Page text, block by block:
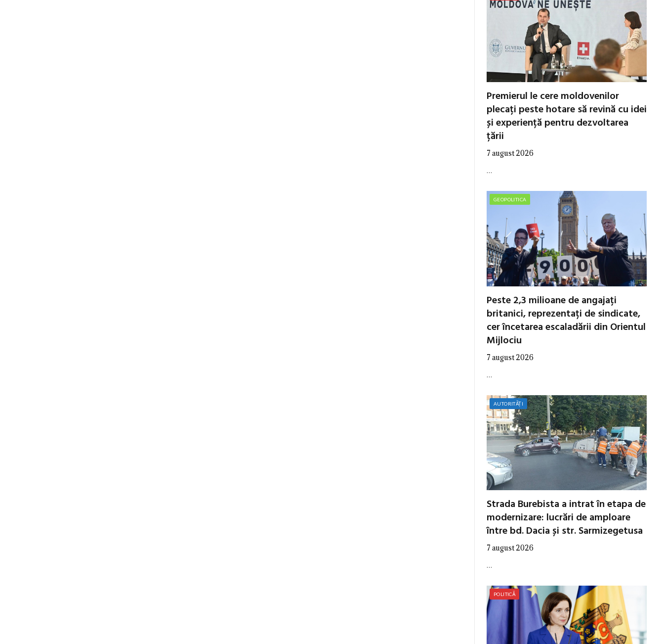
Premierul le cere moldovenilor
plecați peste hotare să revină cu idei
și experiență pentru dezvoltarea
țării
7 august 2026
…
GEOPOLITICA
Peste 2,3 milioane de angajați
britanici, reprezentați de sindicate,
cer încetarea escaladării din Orientul
Mijlociu
7 august 2026
…
AUTORITĂȚI
Strada Burebista a intrat în etapa de
modernizare: lucrări de amploare
între bd. Dacia și str. Sarmizegetusa
7 august 2026
…
POLITICĂ